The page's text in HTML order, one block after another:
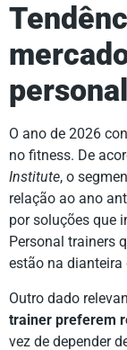
O ano de 2026
no fitness. De
Institute, o
relação ao ano
por soluções que
Personal trainers
estão na dianteira
Outro dado
trainer preferem
vez de depender